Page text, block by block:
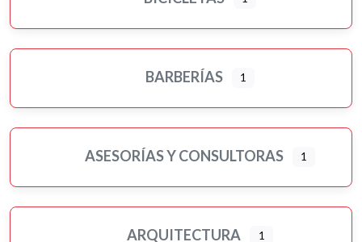
BARBERÍAS 1
ASESORÍAS Y CONSULTORAS 1
ARQUITECTURA 1